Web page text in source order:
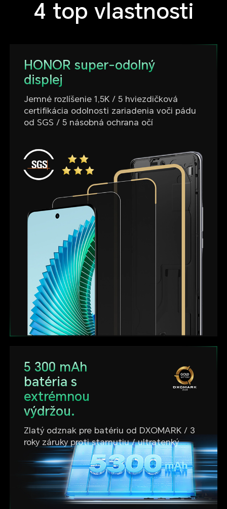
4 top vlastnosti
HONOR super-odolný
displej
Jemné rozlíšenie 1,5K / 5 hviezdičková
certifikácia odolnosti zariadenia voči pádu
od SGS / 5 násobná ochrana očí
5 300 mAh
batéria s
extrémnou
výdržou.
Zlatý odznak pre batériu od DXOMARK / 3
roky záruky proti starnutiu / ultratenký